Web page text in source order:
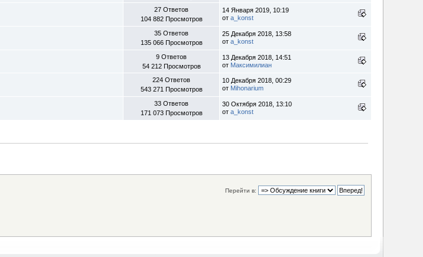
27 Ответов
104 882 Просмотров
14 Января 2019, 10:19
отa_konst
35 Ответов
135 066 Просмотров
25 Декабря 2018, 13:58
отa_konst
9 Ответов
54 212 Просмотров
13 Декабря 2018, 14:51
от Максимилиан
224 Ответов
543 271 Просмотров
10 Декабря 2018, 00:29
от Mihonarium
33 Ответов
171 073 Просмотров
30 Октября 2018, 13:10
отa_konst
Перейти в: